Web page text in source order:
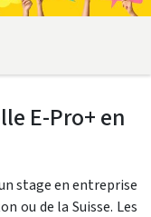
E-Pro+ en
stage en entreprise
ou de la Suisse. Les